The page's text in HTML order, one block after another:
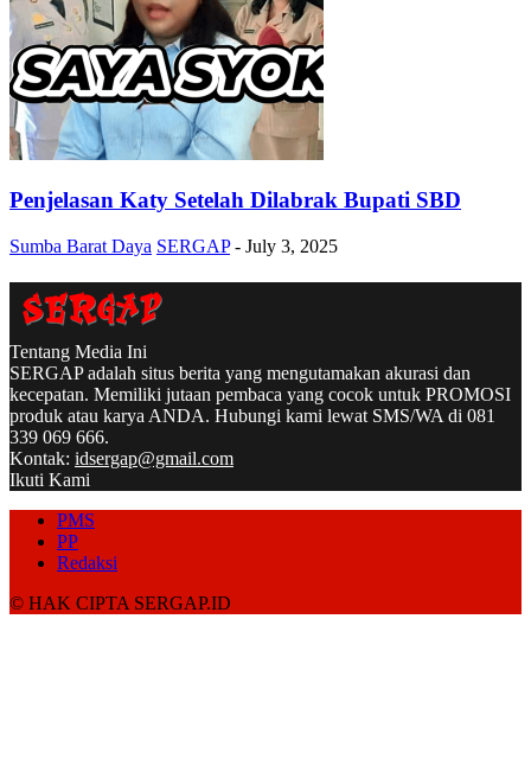
Penjelasan Katy Setelah Dilabrak Bupati SBD
Sumba Barat Daya SERGAP - July 3, 2025
Tentang Media Ini
SERGAP adalah situs berita yang mengutamakan akurasi dan
kecepatan. Memiliki jutaan pembaca yang cocok untuk PROMOSI
produk atau karya ANDA. Hubungi kami lewat SMS/WA di 081
339 069 666.
Kontak: idsergap@gmail.com
Ikuti Kami
PMS
PP
Redaksi
© HAK CIPTA SERGAP.ID